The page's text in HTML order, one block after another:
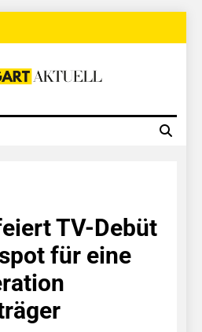
TV-Debüt
für eine